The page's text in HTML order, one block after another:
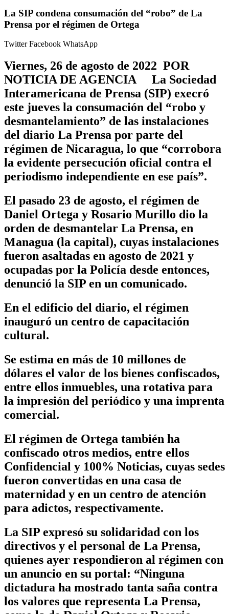
más
La SIP condena consumación del “robo” de La
Prensa por el régimen de Ortega
TwitterFacebook WhatsApp
Viernes, 26 de agosto de 2022 POR
NOTICIA DE AGENCIA La Sociedad
Interamericana de Prensa (SIP) execró
este jueves la consumación del “robo y
desmantelamiento” de las instalaciones
del diario La Prensa por parte del
régimen de Nicaragua, lo que “corrobora
la evidente persecución oficial contra el
periodismo independiente en ese país”.
El pasado 23 de agosto, el régimen de
Daniel Ortega y Rosario Murillo dio la
orden de desmantelar La Prensa, en
Managua (la capital), cuyas instalaciones
fueron asaltadas en agosto de 2021 y
ocupadas por la Policía desde entonces,
denunció la SIP en un comunicado.
En el edificio del diario, el régimen
inauguró un centro de capacitación
cultural.
Se estima en más de 10 millones de
dólares el valor de los bienes confiscados,
entre ellos inmuebles, una rotativa para
la impresión del periódico y una imprenta
comercial.
El régimen de Ortega también ha
confiscado otros medios, entre ellos
Confidencial y 100% Noticias, cuyas sedes
fueron convertidas en una casa de
maternidad y en un centro de atención
para adictos, respectivamente.
La SIP expresó su solidaridad con los
directivos y el personal de La Prensa,
quienes ayer respondieron al régimen con
un anuncio en su portal: “Ninguna
dictadura ha mostrado tanta saña contra
los valores que representa La Prensa,